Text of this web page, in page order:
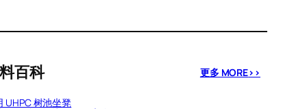
百科 更多 MORE>>
UHPC 树池坐凳